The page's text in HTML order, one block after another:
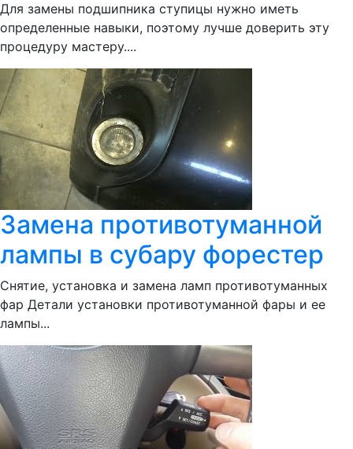
Для замены подшипника ступицы нужно иметь
определенные навыки, поэтому лучше доверить эту
процедуру мастеру....
Замена противотуманной
лампы в субару форестер
Снятие, установка и замена ламп противотуманных
фар Детали установки противотуманной фары и ее
лампы...